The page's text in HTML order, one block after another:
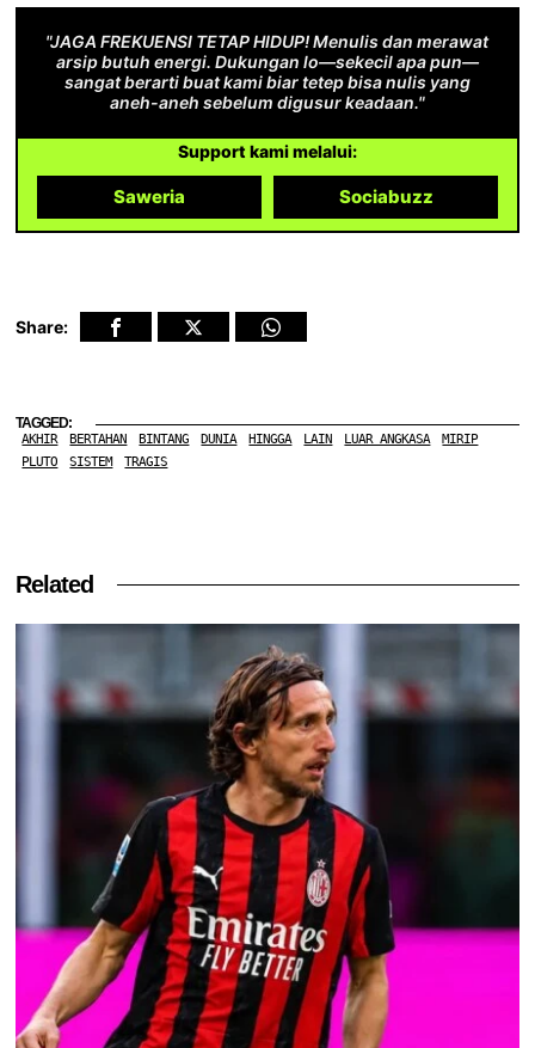
"JAGA FREKUENSI TETAP HIDUP! Menulis dan merawat
arsip butuh energi. Dukungan lo—sekecil apa pun—
sangat berarti buat kami biar tetep bisa nulis yang
aneh-aneh sebelum digusur keadaan."
Support kami melalui:
Saweria Sociabuzz
Share:
TAGGED:
AKHIR BERTAHAN BINTANG DUNIA HINGGA LAIN LUAR ANGKASA
MIRIP
PLUTO
SISTEM TRAGIS
Related